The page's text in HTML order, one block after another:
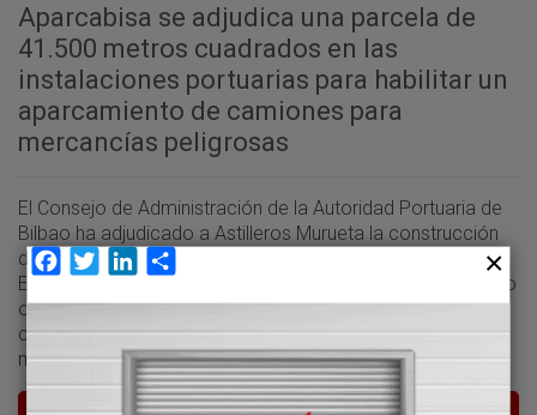
Aparcabisa se adjudica una parcela de
41.500 metros cuadrados en las
instalaciones portuarias para habilitar un
aparcamiento de camiones para
mercancías peligrosas
El Consejo de Administración de la Autoridad Portuaria de
Bilbao ha adjudicado a Astilleros Murueta la construcción
de una rampa ro-ro por un importe de cerca de 2 millones.
En la misma sesión, celebrada el 19 de diciembre, el puerto
otorgó a Aparcabisa una parce la de 41.500 metros
cuadrados para la construcción de un parking para
mercancías peligrosas.
Facebook
TwitterLinkedIn